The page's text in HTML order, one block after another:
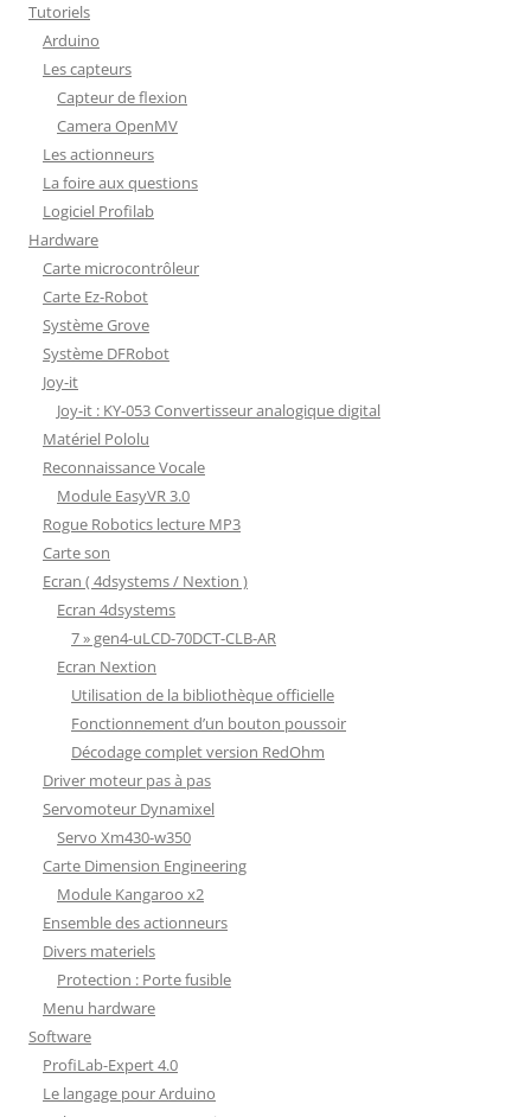
Tutoriels
Arduino
Les capteurs
Capteur de flexion
Camera OpenMV
Les actionneurs
La foire aux questions
Logiciel Profilab
Hardware
Carte microcontrôleur
Carte Ez-Robot
Système Grove
Système DFRobot
Joy-it
Joy-it : KY-053 Convertisseur analogique digital
Matériel Pololu
Reconnaissance Vocale
Module EasyVR 3.0
Rogue Robotics lecture MP3
Carte son
Ecran ( 4dsystems / Nextion )
Ecran 4dsystems
7 » gen4-uLCD-70DCT-CLB-AR
Ecran Nextion
Utilisation de la bibliothèque officielle
Fonctionnement d’un bouton poussoir
Décodage complet version RedOhm
Driver moteur pas à pas
Servomoteur Dynamixel
Servo Xm430-w350
Carte Dimension Engineering
Module Kangaroo x2
Ensemble des actionneurs
Divers materiels
Protection : Porte fusible
Menu hardware
Software
ProfiLab-Expert 4.0
Le langage pour Arduino